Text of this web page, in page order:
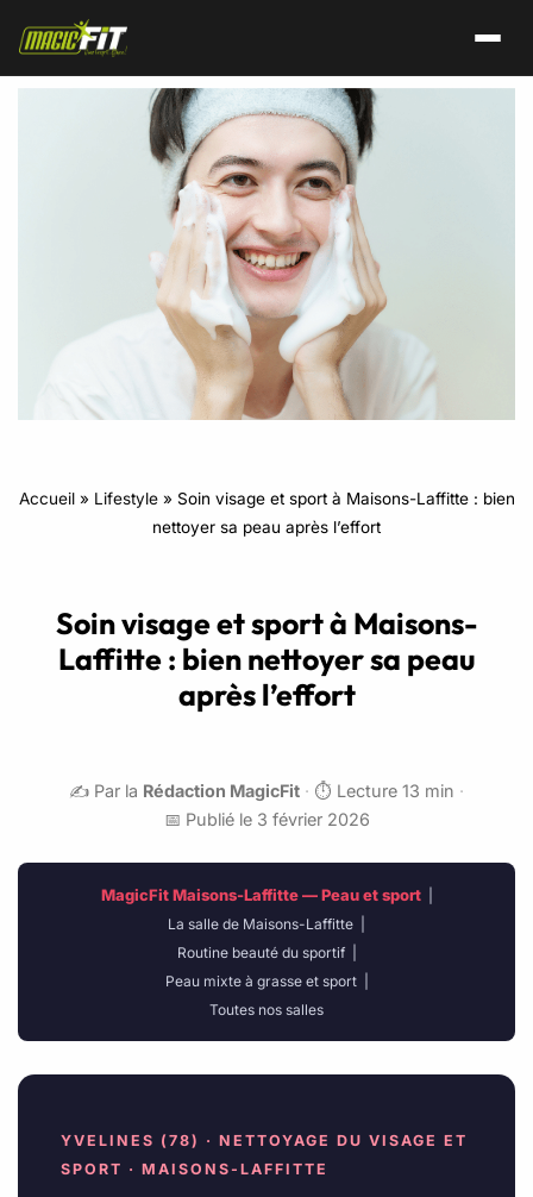
Accueil» Lifestyle» Soin visage et sport à Maisons-Laffitte : bien
nettoyer sa peau après l’effort
Soin visage et sport à Maisons-
Laffitte : bien nettoyer sa peau
après l’effort
✍️ Par la Rédaction MagicFit · ⏱️ Lecture 13 min ·
📅 Publié le 3 février 2026
MagicFit Maisons-Laffitte — Peau et sport|
La salle de Maisons-Laffitte
Routine beauté du sportif|
Peau mixte à grasse et sport|
Toutes nos salles
YVELINES (78) · NETTOYAGE DU VISAGE ET
SPORT · MAISONS-LAFFITTE